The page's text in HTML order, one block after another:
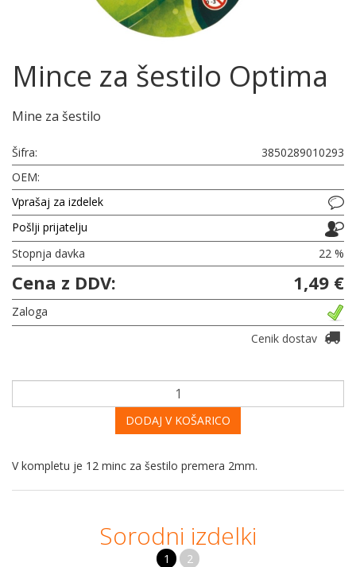
Mince za šestilo Optima
Mine za šestilo
Šifra:
3850289010293
OEM:
Vprašaj za izdelek
Pošlji prijatelju
Stopnja davka
22 %
Cena z DDV: 1,49 €
Zaloga
Cenik dostav
DODAJ V KOŠARICO
V kompletu je 12 minc za šestilo premera 2mm.
Sorodni izdelki
1 2